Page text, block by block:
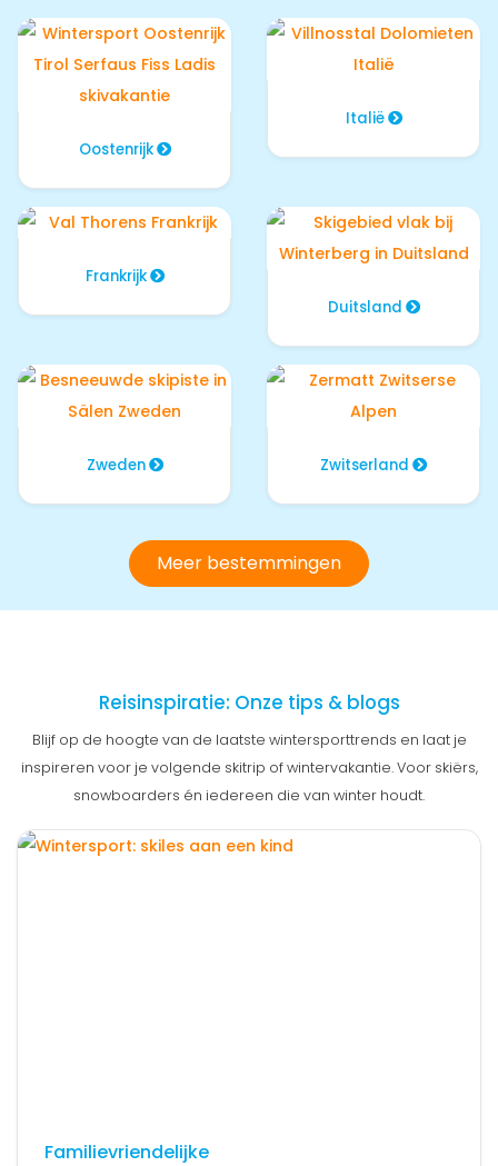
Oostenrijk
Italië
Frankrijk
Duitsland
Zweden Zwitserland
Meer bestemmingen
Reisinspiratie: Onze tips & blogs
Blijf op de hoogte van de laatste wintersporttrends en laat je
inspireren voor je volgende skitrip of wintervakantie. Voor skiërs,
snowboarders én iedereen die van winter houdt.
Familievriendelijke